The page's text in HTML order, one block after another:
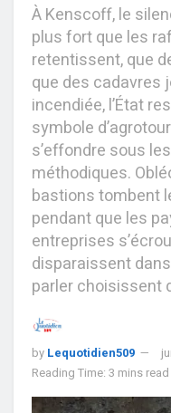
À Kenscoff, le
plus fort que les
retentissent, que
que des cadavres
incendiée, l’État
symbole
s’effondre sous
méthodiques.
bastions tombent
pendant que les
entreprises
disparaissent
parler choisissent
by Lequotidien509
Reading Time: 3 mins read